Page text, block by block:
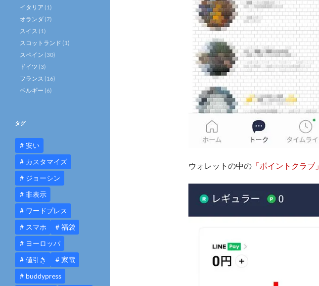
ウォレットの中の 「ポイントクラブ」
イタリア (1)
オランダ (7)
スイス (1)
スコットランド (1)
スペイン (30)
ドイツ (3)
フランス (16)
ベルギー (6)
タグ
安い
カスタマイズ
ジョーシン
非表示
ワードプレス
スマホ
福袋
ヨーロッパ
値引き
家電
buddypress